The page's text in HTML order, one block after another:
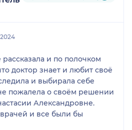
Доктор всегда готова
Она проявляет
помощь!
и по полочком
доктор знает и любит своё
и выбирала себе
пожалела о своём решении
Александровне.
и все были бы